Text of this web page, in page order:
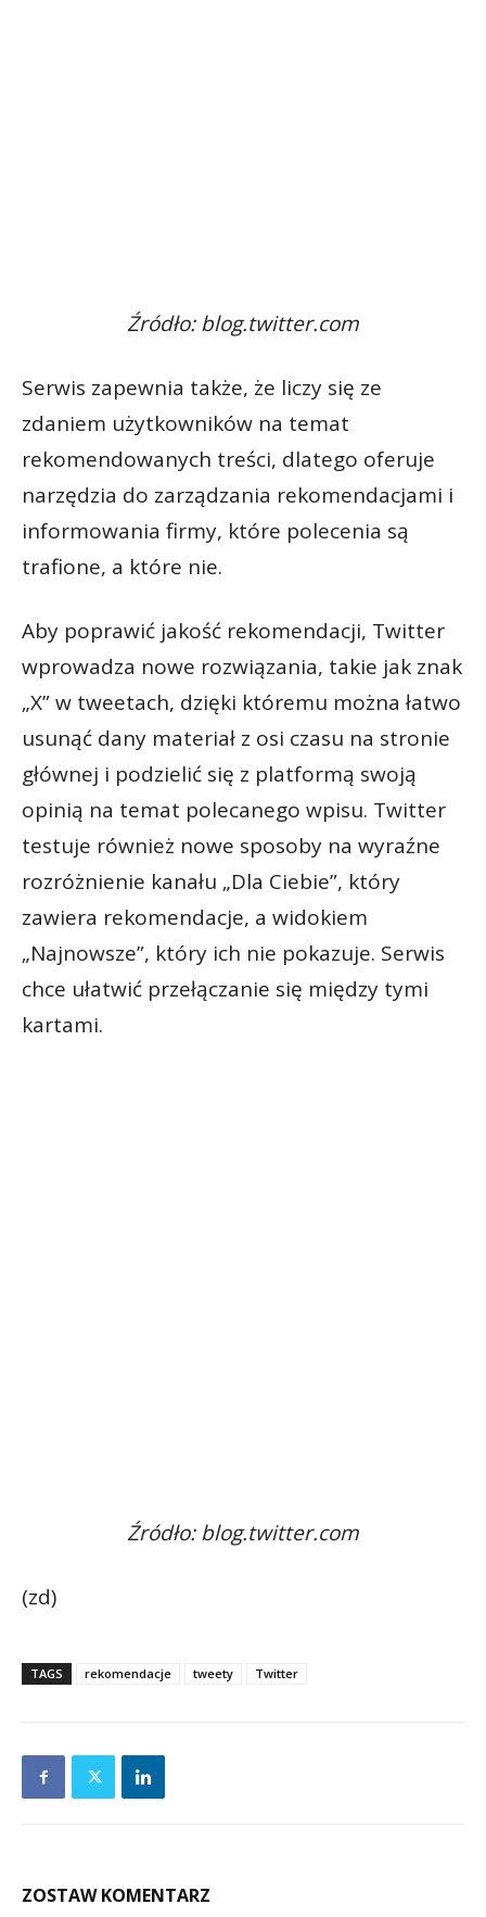
Źródło: blog.twitter.com
Serwis zapewnia także, że liczy się ze
zdaniem użytkowników na temat
rekomendowanych treści, dlatego oferuje
narzędzia do zarządzania rekomendacjami i
informowania firmy, które polecenia są
trafione, a które nie.
Aby poprawić jakość rekomendacji, Twitter
wprowadza nowe rozwiązania, takie jak znak
„X” w tweetach, dzięki któremu można łatwo
usunąć dany materiał z osi czasu na stronie
głównej i podzielić się z platformą swoją
opinią na temat polecanego wpisu. Twitter
testuje również nowe sposoby na wyraźne
rozróżnienie kanału „Dla Ciebie”, który
zawiera rekomendacje, a widokiem
„Najnowsze”, który ich nie pokazuje. Serwis
chce ułatwić przełączanie się między tymi
kartami.
Źródło: blog.twitter.com
(zd)
TAGS rekomendacje tweety Twitter
ZOSTAW KOMENTARZ